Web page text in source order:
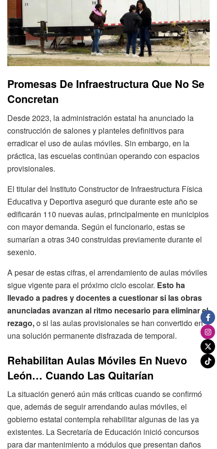
Promesas De Infraestructura Que No Se
Concretan
Desde 2023, la administración estatal ha anunciado la
construcción de salones y planteles definitivos para
erradicar el uso de aulas móviles. Sin embargo, en la
práctica, las escuelas continúan operando con espacios
provisionales.
El titular del Instituto Constructor de Infraestructura Física
Educativa y Deportiva aseguró que durante este año se
edificarán 110 nuevas aulas, principalmente en municipios
con mayor demanda. Según el funcionario, estas se
sumarían a otras 340 construidas previamente durante el
sexenio.
A pesar de estas cifras, el arrendamiento de aulas móviles
sigue vigente para el próximo ciclo escolar. Esto ha
llevado a padres y docentes a cuestionar si las obras
anunciadas avanzan al ritmo necesario para eliminar el
rezago,o si las aulas provisionales se han convertido en
una solución permanente disfrazada de temporal.
Rehabilitan Aulas Móviles En Nuevo
León… Cuando Las Quitarían
La situación generó aún más críticas cuando se confirmó
que, además de seguir arrendando aulas móviles, el
gobierno estatal contempla rehabilitar algunas de las ya
existentes. La Secretaría de Educación inició concursos
para dar mantenimiento a módulos que presentan daños